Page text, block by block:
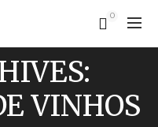
0
VINHOS